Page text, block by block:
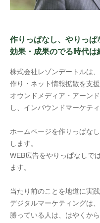
作りっぱなし、やりっぱ
効果・成果のでる時代は
株式会社レゾンデートルは
作り・ネット情報拡散を支援
オウンドメディア・アーン
し、インバウンドマーケテ
ホームページを作りっぱな
します。
WEB広告をやりっぱなしで
ます。
当たり前のことを地道に実
デジタルマーケティングは
勝っている人は、はやくか